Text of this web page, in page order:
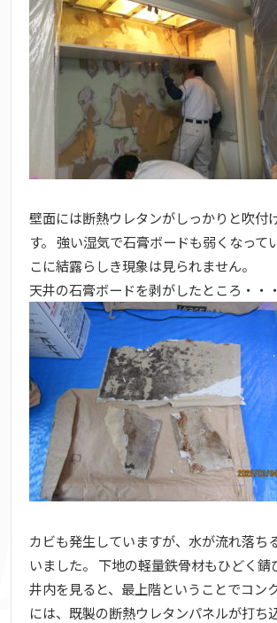
壁面には断熱ウレタンがしっかりと吹付
す。 強い湿気で石膏ボードも弱くなって
こに結露らしき現象は見られません。
天井の石膏ボードを剥がしたところ・・・
カビも発生していますが、水が流れ落ち
いました。 下地の軽量鉄骨材もひどく錆
井内を見ると、最上階ということでコン
には、既製の断熱ウレタンパネルが打ち